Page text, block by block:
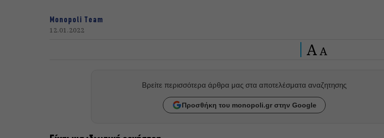
Monopoli Team
12.01.2022
A A
Βρείτε περισσότερα άρθρα μας στα αποτελέσματα αναζητησης
Προσθήκη του monopoli.gr στην Google